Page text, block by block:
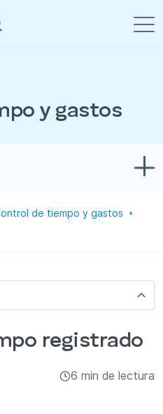
y gastos
de tiempo y gastos
registrado
6 min de lectura